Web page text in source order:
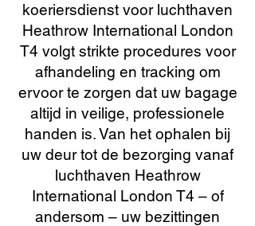
koeriersdienst voor luchthaven
Heathrow International London
T4 volgt strikte procedures voor
afhandeling en tracking om
ervoor te zorgen dat uw bagage
altijd in veilige, professionele
handen is. Van het ophalen bij
uw deur tot de bezorging vanaf
luchthaven Heathrow
International London T4 – of
andersom – uw bezittingen